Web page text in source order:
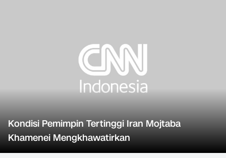
Kondisi Pemimpin Tertinggi Iran Mojtaba
Khamenei Mengkhawatirkan